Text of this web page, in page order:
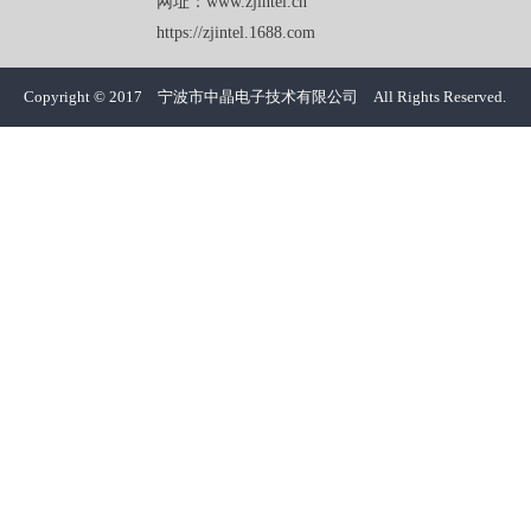
https://zjintel.1688.com
Copyright © 2017 宁波市中晶电子技术有限公司 All Rights Reserved.